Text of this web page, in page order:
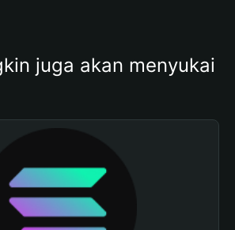
juga akan menyukai